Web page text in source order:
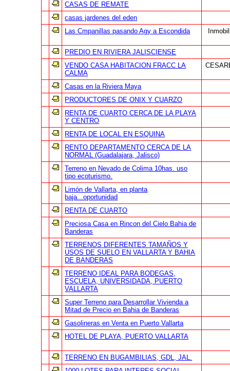
CASAS DE REMATE
casas jardenes del eden
Las Cmpanillas pasando Agy a Escondida
PREDIO EN RIVIERA JALISCIENSE
VENDO CASA HABITACION FRACC LA
CALMA
Casas en la Riviera Maya
PRODUCTORES DE ONIX Y CUARZO
RENTA DE CUARTO CERCA DE LA PLAYA
Y CENTRO
RENTA DE LOCAL EN ESQUINA
RENTO DEPARTAMENTO CERCA DE LA
NORMAL (Guadalajara, Jalisco)
Terreno en Nevado de Colima 10has. uso
tipo ecoturismo.
Limón de Vallarta, en planta
baja...oportunidad
RENTA DE CUARTO
Preciosa Casa en Rincon del Cielo Bahia de
Banderas
TERRENOS DIFERENTES TAMAÑOS Y
USOS DE SUELO EN VALLARTA Y BAHIA
DE BANDERAS
TERRENO IDEAL PARA BODEGAS,
ESCUELA, UNIVERSIDADA, PUERTO
VALLARTA
Super Terreno para Desarrollar Vivienda a
Mitad de Precio en Bahia de Banderas
Gasolineras en Venta en Puerto Vallarta
HOTEL DE PLAYA, PUERTO VALLARTA
TERRENO EN BUGAMBILIAS, GDL, JAL.